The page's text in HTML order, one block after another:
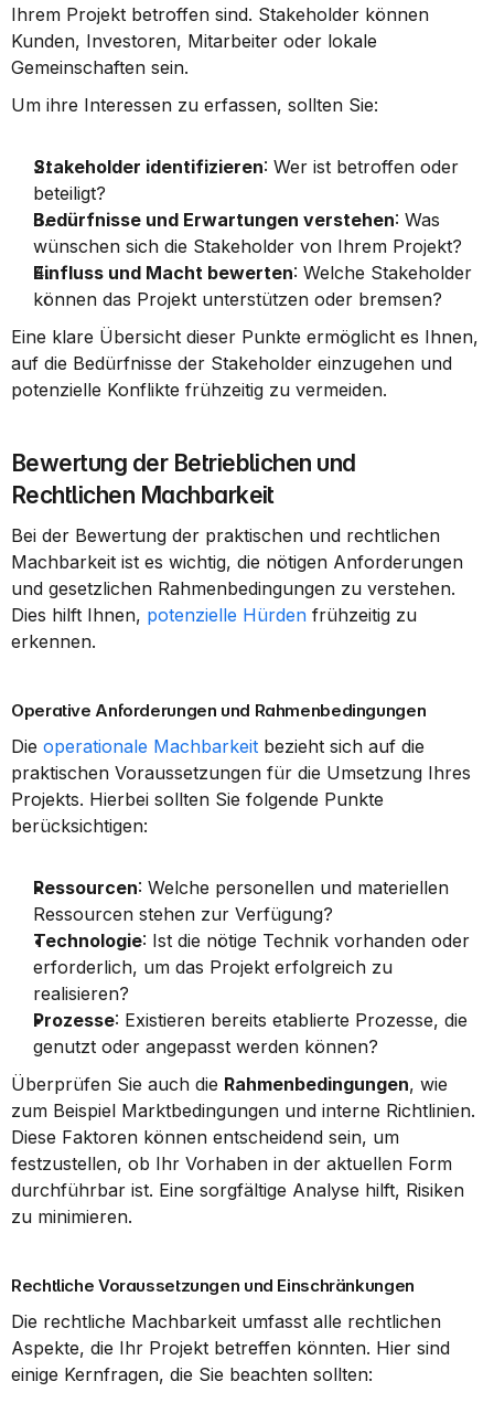
Ihrem Projekt betroffen sind. Stakeholder können
Kunden, Investoren, Mitarbeiter oder lokale
Gemeinschaften sein.
Um ihre Interessen zu erfassen, sollten Sie:
Stakeholder identifizieren: Wer ist betroffen oder
beteiligt?
Bedürfnisse und Erwartungen verstehen: Was
wünschen sich die Stakeholder von Ihrem Projekt?
Einfluss und Macht bewerten: Welche Stakeholder
können das Projekt unterstützen oder bremsen?
Eine klare Übersicht dieser Punkte ermöglicht es Ihnen,
auf die Bedürfnisse der Stakeholder einzugehen und
potenzielle Konflikte frühzeitig zu vermeiden.
Bewertung der Betrieblichen und
Rechtlichen Machbarkeit
Bei der Bewertung der praktischen und rechtlichen
Machbarkeit ist es wichtig, die nötigen Anforderungen
und gesetzlichen Rahmenbedingungen zu verstehen.
Dies hilft Ihnen, potenzielle Hürden frühzeitig zu
erkennen.
Operative Anforderungen und Rahmenbedingungen
Die operationale Machbarkeit bezieht sich auf die
praktischen Voraussetzungen für die Umsetzung Ihres
Projekts. Hierbei sollten Sie folgende Punkte
berücksichtigen:
Ressourcen: Welche personellen und materiellen
Ressourcen stehen zur Verfügung?
Technologie: Ist die nötige Technik vorhanden oder
erforderlich, um das Projekt erfolgreich zu
realisieren?
Prozesse: Existieren bereits etablierte Prozesse, die
genutzt oder angepasst werden können?
Überprüfen Sie auch die Rahmenbedingungen, wie
zum Beispiel Marktbedingungen und interne Richtlinien.
Diese Faktoren können entscheidend sein, um
festzustellen, ob Ihr Vorhaben in der aktuellen Form
durchführbar ist. Eine sorgfältige Analyse hilft, Risiken
zu minimieren.
Rechtliche Voraussetzungen und Einschränkungen
Die rechtliche Machbarkeit umfasst alle rechtlichen
Aspekte, die Ihr Projekt betreffen könnten. Hier sind
einige Kernfragen, die Sie beachten sollten: